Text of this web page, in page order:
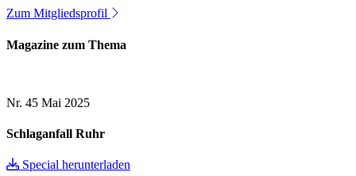
Zum Mitgliedsprofil
Magazine zum Thema
Nr. 45 Mai 2025
Schlaganfall Ruhr
Special herunterladen